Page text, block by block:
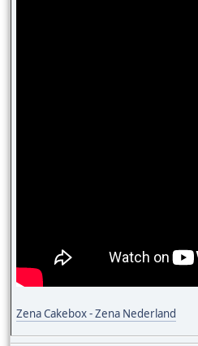
Zena Cakebox - Zena Nederland